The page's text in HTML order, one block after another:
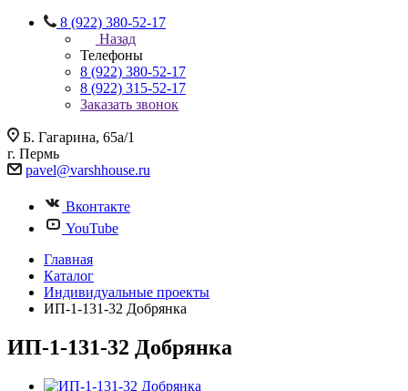
8 (922) 380-52-17
Назад
Телефоны
8 (922) 380-52-17
8 (922) 315-52-17
Заказать звонок
Б. Гагарина, 65а/1
г. Пермь
pavel@varshhouse.ru
Вконтакте
YouTube
Главная
Каталог
Индивидуальные проекты
ИП-1-131-32 Добрянка
ИП-1-131-32 Добрянка